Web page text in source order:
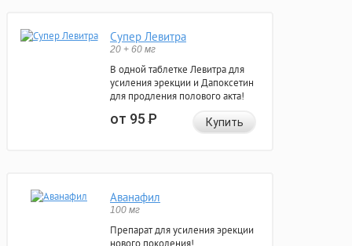
Супер Левитра
20 + 60 мг
В одной таблетке Левитра для
усиления эрекции и Дапоксетин
для продления полового акта!
от 95Р Купить
Аванафил
100 мг
Препарат для усиления эрекции